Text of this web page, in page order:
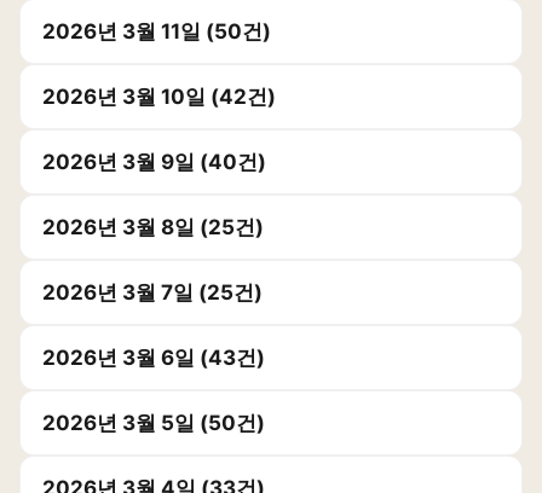
2026년 3월 11일 (50건)
2026년 3월 10일 (42건)
2026년 3월 9일 (40건)
2026년 3월 8일 (25건)
2026년 3월 7일 (25건)
2026년 3월 6일 (43건)
2026년 3월 5일 (50건)
2026년 3월 4일 (33건)